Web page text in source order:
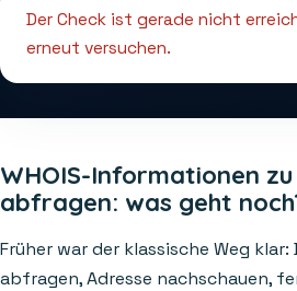
Der Check ist gerade nicht
erneut versuchen.
WHOIS-Informationen
abfragen: was geht
Früher war der klassische Weg
abfragen, Adresse nachschauen,